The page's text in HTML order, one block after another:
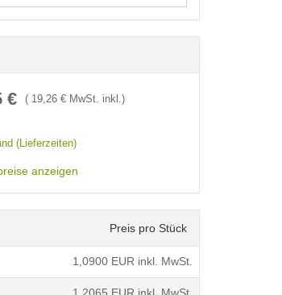
€ ( 19,26€ MwSt. inkl.)
(Lieferzeiten)
anzeigen
Preis pro Stück
1,0900 EUR inkl. MwSt.